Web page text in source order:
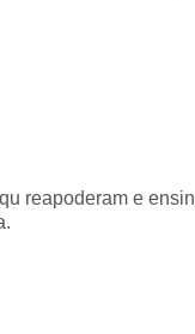
reapoderam e